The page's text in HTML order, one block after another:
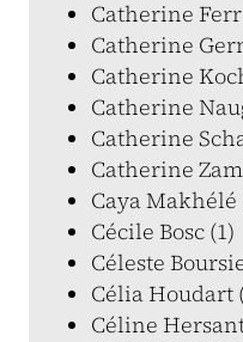
Catherine
Catherine
Catherine
Catherine
Catherine
Catherine
Caya Makhélé
Cécile Bosc (1)
Céleste
Célia Houdart
Céline